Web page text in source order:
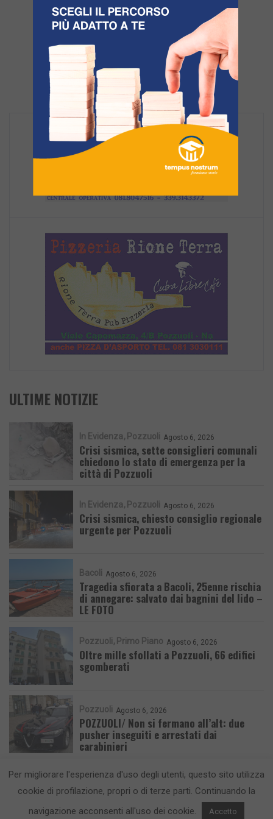
ULTIME NOTIZIE
In Evidenza Pozzuoli Agosto 6, 2026
Crisi sismica, sette consiglieri comunali
chiedono lo stato di emergenza per la
città di Pozzuoli
In Evidenza Pozzuoli Agosto 6, 2026
Crisi sismica, chiesto consiglio regionale
urgente per Pozzuoli
Bacoli Agosto 6, 2026
Tragedia sfiorata a Bacoli, 25enne rischia
di annegare: salvato dai bagnini del lido –
LE FOTO
Pozzuoli Primo Piano Agosto 6, 2026
Oltre mille sfollati a Pozzuoli, 66 edifici
sgomberati
Pozzuoli Agosto 6, 2026
POZZUOLI/ Non si fermano all’alt: due
pusher inseguiti e arrestati dai
carabinieri
Per migliorare l'esperienza d'uso degli utenti, questo sito utilizza
cookie di profilazione, propri o di terze parti. Continuando la
navigazione acconsenti all'uso dei cookie.
Accetto